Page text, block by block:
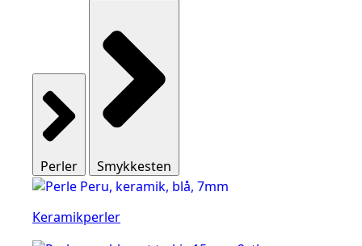
Perler Smykkesten
Keramikperler